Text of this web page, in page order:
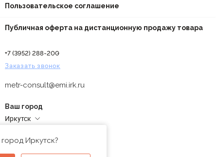
Пользовательское соглашение
Публичная оферта на дистанционную продажу товара
+7 (3952) 288-200
Заказать звонок
metr-consult@emi.irk.ru
Ваш город
Иркутск
Иркутск?